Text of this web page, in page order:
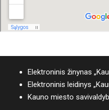
Elektroninis žinynas
Elektroninis leidinys
Kauno miesto